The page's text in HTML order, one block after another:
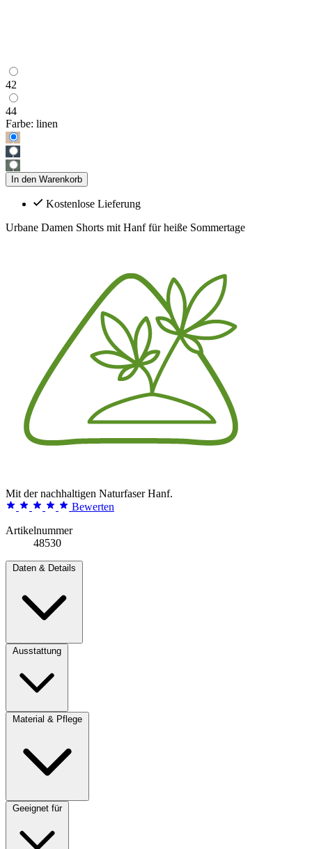
42
44
Farbe: linen
In den Warenkorb
Kostenlose Lieferung
Urbane Damen Shorts mit Hanf für heiße Sommertage
Mit der nachhaltigen Naturfaser Hanf.
Bewerten
Artikelnummer
48530
Daten & Details
Ausstattung
Material & Pflege
Geeignet für